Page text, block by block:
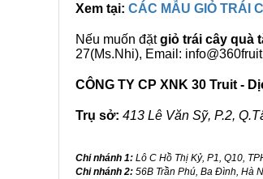
Xem tại: CÁC MẪU GIỎ TRÁI
Nếu muốn đặtgiỏ trái cây quà
27(Ms.Nhi), Email:
CÔNG TY CP XNK 30 Truit -
Trụ sở: 413 Lê Văn Sỹ, P.2,
Chi nhánh 1: Lô C Hồ Thị Kỷ, P1, Q10,
Chi nhánh 2: 56B Trần Phú, Ba Đình, Hà